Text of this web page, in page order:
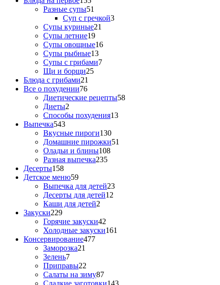
Разные супы51
Суп с гречкой3
Супы куриные21
Супы летние19
Супы овощные16
Супы рыбные13
Супы с грибами7
Щи и борщи25
Блюда с грибами21
Все о похудении76
Диетические рецепты58
Диеты2
Способы похудения13
Выпечка543
Вкусные пироги130
Домашние пирожки51
Оладьи и блины108
Разная выпечка235
Десерты158
Детское меню59
Выпечка для детей23
Десерты для детей12
Каши для детей2
Закуски229
Горячие закуски42
Холодные закуски161
Консервирование477
Заморозка21
Зелень7
Приправы22
Салаты на зиму87
Сладкие заготовки143